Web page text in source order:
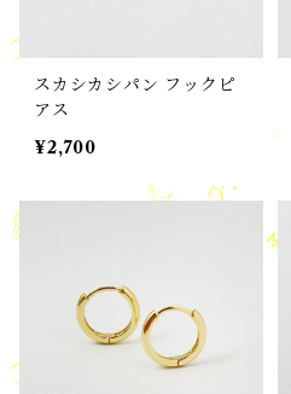
スカシカシパン フックピ
アス
¥2,700